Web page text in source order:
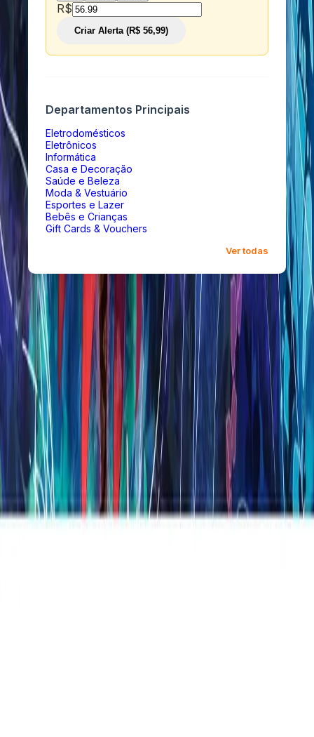
R$
Criar Alerta (R$ 56,99)
Departamentos Principais
Eletrodomésticos
Eletrônicos
Informática
Casa e Decoração
Saúde e Beleza
Moda & Vestuário
Esportes e Lazer
Bebês e Crianças
Gift Cards & Vouchers
Ver todas
Opções de Presente
INCOMM
Gift Card Digital Riot Valorant R$50,00
R$R$ 50,00
INCOMM
Gift Card Digital McAfee Plus Premium
Individual R$149,90
R$R$ 149,90
INCOMM
Gift Card Digital McAfee Total Protection 5
Dispositivos R$79,90